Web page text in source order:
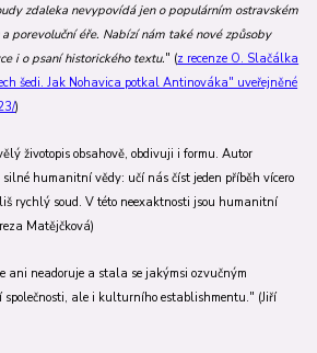
zdaleka nevypovídá jen o populárním ostravském
porevoluční éře. Nabízí nám také nové způsoby
i o psaní historického textu." (z recenze O. Slačálka
šedi. Jak Nohavica potkal Antinováka" uveřejněné
)
životopis obsahově, obdivuji i formu. Autor
silné humanitní vědy: učí nás číst jeden příběh vícero
rychlý soud. V této neexaktnosti jsou humanitní
Matějčková)
ani neadoruje a stala se jakýmsi ozvučným
společnosti, ale i kulturního establishmentu." (Jiří